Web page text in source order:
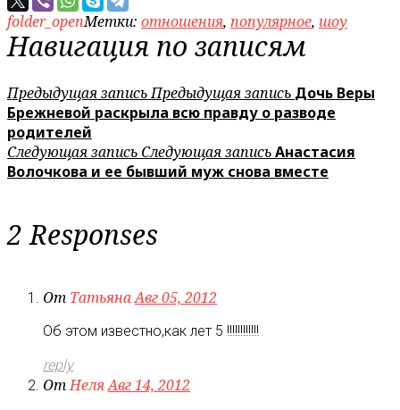
folder_openМетки: отношения, популярное, шоу
Навигация по записям
Предыдущая записьПредыдущая запись Дочь Веры
Брежневой раскрыла всю правду о разводе
родителей
Следующая запись Следующая записьАнастасия
Волочкова и ее бывший муж снова вместе
2 Responses
От ТатьянаАвг 05, 2012
Об этом известно,как лет 5 !!!!!!!!!!!!
reply
ОтНеляАвг 14, 2012